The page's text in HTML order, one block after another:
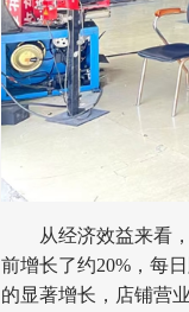
从经济效益来看，
前增长了约20%，每
的显著增长，店铺营